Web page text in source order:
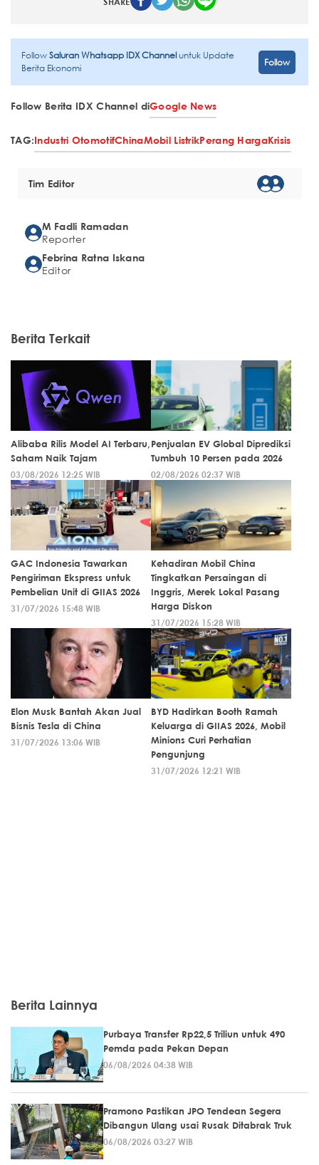
FollowSaluran Whatsapp IDX Channeluntuk Update
Berita Ekonomi
Follow
Follow Berita IDX Channel diGoogle News
TAG:Industri OtomotifChinaMobil ListrikPerang HargaKrisis
Tim Editor
M Fadli Ramadan
Reporter
Febrina Ratna Iskana
Editor
Berita Terkait
Alibaba Rilis Model AI Terbaru,
Saham Naik Tajam
03/08/2026 12:25 WIB
Penjualan EV Global Diprediksi
Tumbuh 10 Persen pada 2026
02/08/2026 02:37 WIB
GAC Indonesia Tawarkan
Pengiriman Ekspress untuk
Pembelian Unit di GIIAS 2026
31/07/2026 15:48 WIB
Kehadiran Mobil China
Tingkatkan Persaingan di
Inggris, Merek Lokal Pasang
Harga Diskon
31/07/2026 15:28 WIB
Elon Musk Bantah Akan Jual
Bisnis Tesla di China
31/07/2026 13:06 WIB
BYD Hadirkan Booth Ramah
Keluarga di GIIAS 2026, Mobil
Minions Curi Perhatian
Pengunjung
31/07/2026 12:21 WIB
Berita Lainnya
Purbaya Transfer Rp22,5 Triliun untuk 490
Pemda pada Pekan Depan
06/08/2026 04:38 WIB
Pramono Pastikan JPO Tendean Segera
Dibangun Ulang usai Rusak Ditabrak Truk
06/08/2026 03:27 WIB